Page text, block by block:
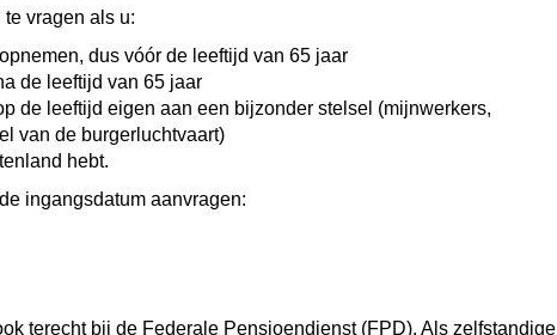
vragen als u:
dus vóór de leeftijd van 65 jaar
de leeftijd van 65 jaar
de leeftijd eigen aan een bijzonder stelsel (mijnwerkers,
van de burgerluchtvaart)
hebt.
ingangsdatum aanvragen:
terecht bij de Federale Pensioendienst (FPD). Als zelfstandige